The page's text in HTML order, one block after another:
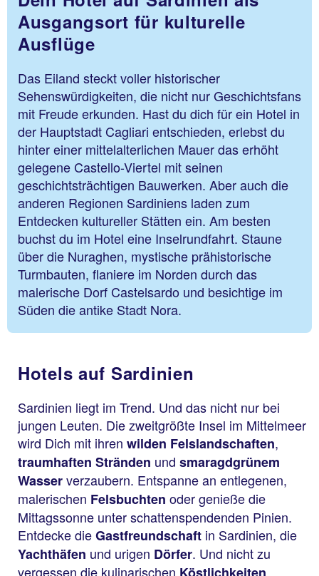
Ausgangsort für kulturelle
Ausflüge
Das Eiland steckt voller historischer
Sehenswürdigkeiten, die nicht nur Geschichtsfans
mit Freude erkunden. Hast du dich für ein Hotel in
der Hauptstadt Cagliari entschieden, erlebst du
hinter einer mittelalterlichen Mauer das erhöht
gelegene Castello-Viertel mit seinen
geschichtsträchtigen Bauwerken. Aber auch die
anderen Regionen Sardiniens laden zum
Entdecken kultureller Stätten ein. Am besten
buchst du im Hotel eine Inselrundfahrt. Staune
über die Nuraghen, mystische prähistorische
Turmbauten, flaniere im Norden durch das
malerische Dorf Castelsardo und besichtige im
Süden die antike Stadt Nora.
Hotels auf Sardinien
Sardinien liegt im Trend. Und das nicht nur bei
jungen Leuten. Die zweitgrößte Insel im Mittelmeer
wird Dich mit ihren wilden Felslandschaften,
traumhaften Stränden und smaragdgrünem
Wasserverzaubern. Entspanne an entlegenen,
malerischen Felsbuchten oder genieße die
Mittagssonne unter schattenspendenden Pinien.
Entdecke dieGastfreundschaft in Sardinien, die
Yachthäfen und urigen Dörfer. Und nicht zu
vergessen die kulinarischen